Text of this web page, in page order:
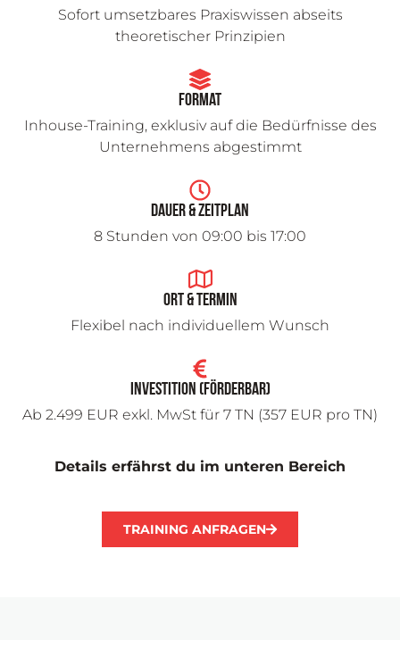
Sofort umsetzbares Praxiswissen abseits
theoretischer Prinzipien
Format
Inhouse-Training, exklusiv auf die Bedürfnisse des
Unternehmens abgestimmt
Dauer & Zeitplan
8 Stunden von 09:00 bis 17:00
Ort & Termin
Flexibel nach individuellem Wunsch
Investition (förderbar)
Ab 2.499 EUR exkl. MwSt für 7 TN (357 EUR pro TN)
Details erfährst du im unteren Bereich
TRAINING ANFRAGEN